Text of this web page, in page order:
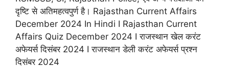
दृष्टि से अतिमहत्वपुर्ण है। Rajasthan Current Affairs
December 2024 In Hindi I Rajasthan Current
Affairs Quiz December 2024 I राजस्थान खेल करंट
अफेयर्स दिसंबर 2024 I राजस्थान डेली करंट अफेयर्स प्रश्न
दिसंबर 2024